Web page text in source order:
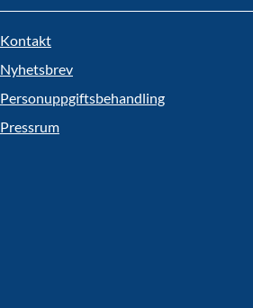
Kontakt
Nyhetsbrev
Personuppgiftsbehandling
Pressrum